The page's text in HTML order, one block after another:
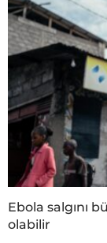
Ebola salgını
olabilir